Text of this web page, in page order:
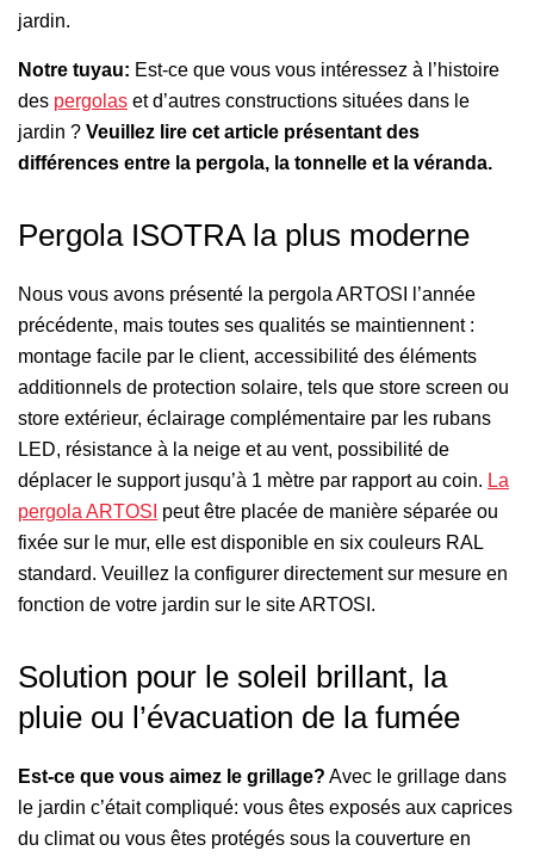
jardin.
Notre tuyau: Est-ce que vous vous intéressez à l’histoire
des pergolas et d’autres constructions situées dans le
jardin ? Veuillez lire cet article présentant des
différences entre la pergola, la tonnelle et la véranda.
Pergola ISOTRA la plus moderne
Nous vous avons présenté la pergola ARTOSI l’année
précédente, mais toutes ses qualités se maintiennent :
montage facile par le client, accessibilité des éléments
additionnels de protection solaire, tels que store screen ou
store extérieur, éclairage complémentaire par les rubans
LED, résistance à la neige et au vent, possibilité de
déplacer le support jusqu’à 1 mètre par rapport au coin. La
pergola ARTOSI peut être placée de manière séparée ou
fixée sur le mur, elle est disponible en six couleurs RAL
standard. Veuillez la configurer directement sur mesure en
fonction de votre jardin sur le site ARTOSI.
Solution pour le soleil brillant, la
pluie ou l’évacuation de la fumée
Est-ce que vous aimez le grillage? Avec le grillage dans
le jardin c’était compliqué: vous êtes exposés aux caprices
du climat ou vous êtes protégés sous la couverture en